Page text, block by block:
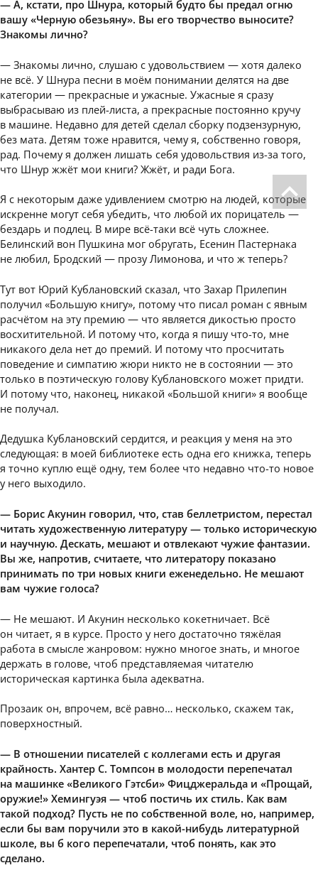
— А, кстати, про Шнура, который будто бы предал огню
вашу «Черную обезьяну». Вы его творчество выносите?
Знакомы лично?
— Знакомы лично, слушаю с удовольствием — хотя далеко
не всё. У Шнура песни в моём понимании делятся на две
категории — прекрасные и ужасные. Ужасные я сразу
выбрасываю из плей-листа, а прекрасные постоянно кручу
в машине. Недавно для детей сделал сборку подзензурную,
без мата. Детям тоже нравится, чему я, собственно говоря,
рад. Почему я должен лишать себя удовольствия из-за того,
что Шнур жжёт мои книги? Жжёт, и ради Бога.
Я с некоторым даже удивлением смотрю на людей, которые
искренне могут себя убедить, что любой их порицатель —
бездарь и подлец. В мире всё-таки всё чуть сложнее.
Белинский вон Пушкина мог обругать, Есенин Пастернака
не любил, Бродский — прозу Лимонова, и что ж теперь?
Тут вот Юрий Кублановский сказал, что Захар Прилепин
получил «Большую книгу», потому что писал роман с явным
расчётом на эту премию — что является дикостью просто
восхитительной. И потому что, когда я пишу что-то, мне
никакого дела нет до премий. И потому что просчитать
поведение и симпатию жюри никто не в состоянии — это
только в поэтическую голову Кублановского может придти.
И потому что, наконец, никакой «Большой книги» я вообще
не получал.
Дедушка Кублановский сердится, и реакция у меня на это
следующая: в моей библиотеке есть одна его книжка, теперь
я точно куплю ещё одну, тем более что недавно что-то новое
у него выходило.
— Борис Акунин говорил, что, став беллетристом, перестал
читать художественную литературу — только историческую
и научную. Дескать, мешают и отвлекают чужие фантазии.
Вы же, напротив, считаете, что литератору показано
принимать по три новых книги еженедельно. Не мешают
вам чужие голоса?
— Не мешают. И Акунин несколько кокетничает. Всё
он читает, я в курсе. Просто у него достаточно тяжёлая
работа в смысле жанровом: нужно многое знать, и многое
держать в голове, чтоб представляемая читателю
историческая картинка была адекватна.
Прозаик он, впрочем, всё равно… несколько, скажем так,
поверхностный.
— В отношении писателей с коллегами есть и другая
крайность. Хантер С. Томпсон в молодости перепечатал
на машинке «Великого Гэтсби» Фицджеральда и «Прощай,
оружие!» Хемингуэя — чтоб постичь их стиль. Как вам
такой подход? Пусть не по собственной воле, но, например,
если бы вам поручили это в какой-нибудь литературной
школе, вы б кого перепечатали, чтоб понять, как это
сделано.